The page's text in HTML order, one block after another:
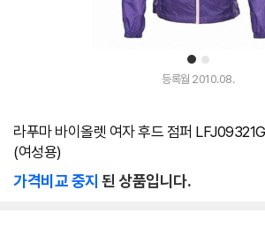
1 2
등록월 2010.08.
라푸마 바이올렛 여자 후드 점퍼
(여성용)
가격비교 중지 된 상품입니다.